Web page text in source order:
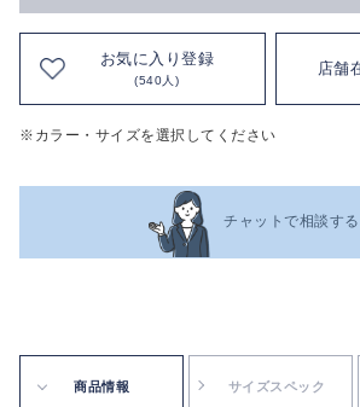
お気に入り登録
(540人)
店舗
※カラー・サイズを選択してください
チャットで相談する
商品情報 サイズスペック